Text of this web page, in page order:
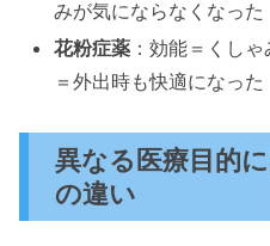
みが気にならなくなった
花粉症薬 ：効能＝くし
＝外出時も快適になった
異なる医療目的
の違い